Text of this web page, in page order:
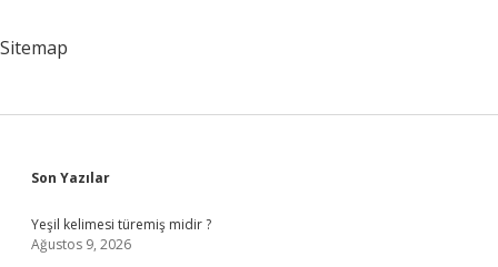
Sitemap
Sidebar
Son Yazılar
Yeşil kelimesi türemiş midir ?
Ağustos 9, 2026